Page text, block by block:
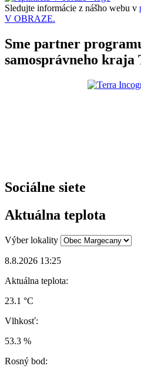
Sledujte informácie z nášho webu v
V OBRAZE.
Sme partner
samosprávneho
Sociálne siete
Aktuálna teplota
Výber lokality
8.8.2026 13:25
Aktuálna teplota:
23.1 °C
Vlhkosť:
53.3 %
Rosný bod: